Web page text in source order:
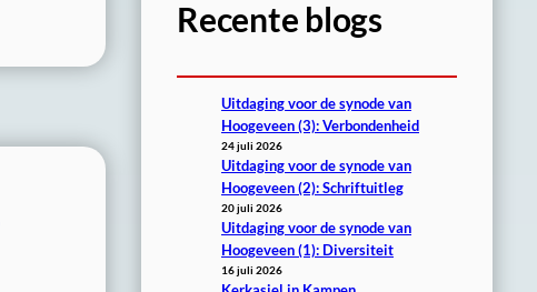
Recente blogs
Uitdaging voor de synode van
Hoogeveen (3): Verbondenheid
24 juli 2026
Uitdaging voor de synode van
Hoogeveen (2): Schriftuitleg
20 juli 2026
Uitdaging voor de synode van
Hoogeveen (1): Diversiteit
16 juli 2026